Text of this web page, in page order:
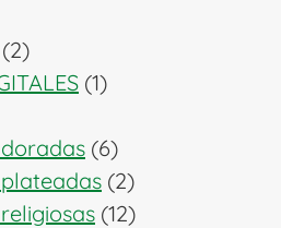
22
productos
11
66
productos
22
productos
1212